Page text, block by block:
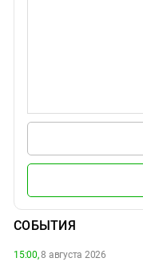
СОБЫТИЯ
15:00,8 августа 2026